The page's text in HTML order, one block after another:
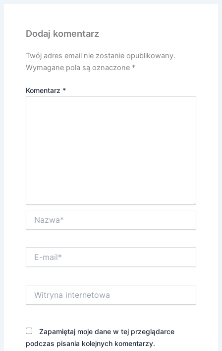
Dodaj komentarz
Twój adres email nie zostanie opublikowany.
Wymagane pola są oznaczone *
Komentarz *
mail*
internetowa
Zapamiętaj moje dane w tej przeglądarce
podczas pisania kolejnych komentarzy.